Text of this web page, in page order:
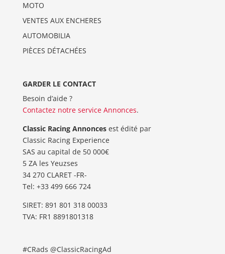
MOTO
VENTES AUX ENCHERES
AUTOMOBILIA
PIÈCES DÉTACHÉES
GARDER LE CONTACT
Besoin d’aide ?
Contactez notre service Annonces.
Classic Racing Annoncesest édité par
Classic Racing Experience
SAS au capital de 50 000€
5 ZA les Yeuzses
34 270 CLARET -FR-
Tel: ‭+33 499 666 724‬
SIRET: 891 801 318 00033
TVA: FR1 8891801318
#CRads @ClassicRacingAd